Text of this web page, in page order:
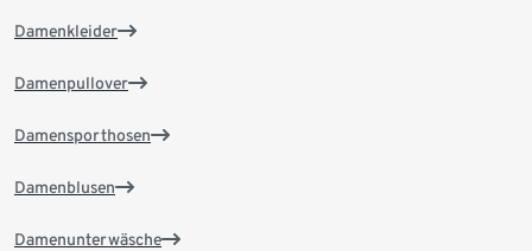
Damenkleider
Damenpullover
Damensporthosen
Damenblusen
Damenunterwäsche